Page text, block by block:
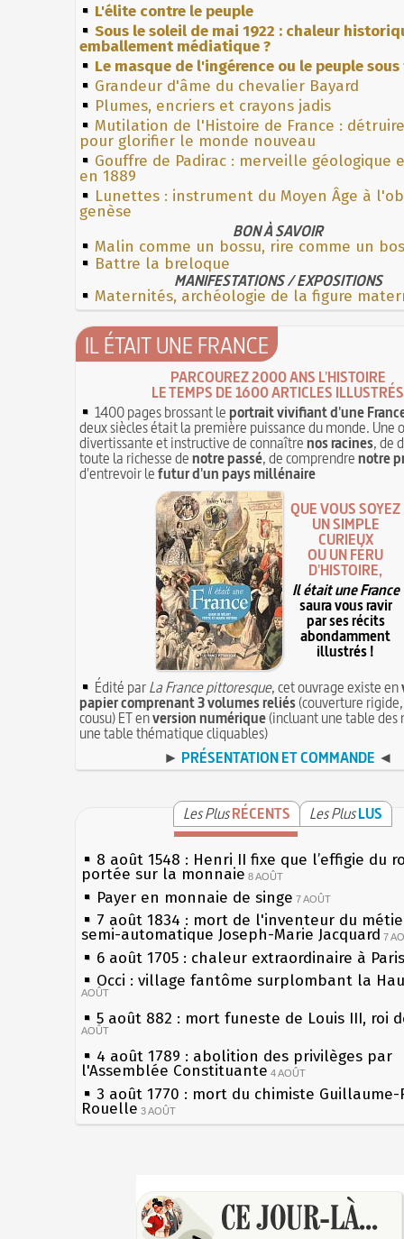
L'élite contre le peuple
Sous le soleil de mai 1922 : chaleur
emballement médiatique ?
Le masque de l'ingérence ou le peuple
Grandeur d'âme du chevalier Bayard
Plumes, encriers et crayons jadis
Mutilation de l'Histoire de France :
pour glorifier le monde nouveau
Gouffre de Padirac : merveille géologique
en 1889
Lunettes : instrument du Moyen Âge à
genèse
BON À SAVOIR
Malin comme un bossu, rire comme un
Battre la breloque
MANIFESTATIONS / EXPOSITIONS
Maternités, archéologie de la figure
IL ÉTAIT UNE FRANCE
PARCOUREZ 2000 ANS L'HISTOIRE
LE TEMPS DE 1600 ARTICLES ILLUSTRÉS
1400 pages brossant leportrait vivifiant d'une
deux siècles était la première puissance du monde. Une
divertissante et instructive de connaîtrenos racines, de
toute la richesse denotre passé, de comprendrenotre
d'entrevoir lefutur d'un pays millénaire
QUE VOUS SOYEZ
UN SIMPLE
CURIEUX
OU UN FÉRU
D'HISTOIRE,
Il était une France
saura vous ravir
par ses récits
abondamment
illustrés !
Édité parLa France pittoresque, cet ouvrage existe en
papier comprenant 3 volumes reliés(couverture
cousu) ET enversion numérique(incluant une table des
une table thématique cliquables)
► PRÉSENTATION ET COMMANDE ◄
Les PlusRÉCENTS Les PlusLUS
8 août 1548 : Henri II fixe que l’effigie du
portée sur la monnaie 8 AOÛT
Payer en monnaie de singe 7 AOÛT
7 août 1834 : mort de l'inventeur du
semi-automatique Joseph-Marie Jacquard 7
6 août 1705 : chaleur extraordinaire à Paris
Occi : village fantôme surplombant la
AOÛT
5 août 882 : mort funeste de Louis III, roi
AOÛT
4 août 1789 : abolition des privilèges par
l'Assemblée Constituante 4 AOÛT
3 août 1770 : mort du chimiste Guillaume-
Rouelle 3 AOÛT
Musée Jean de La Fontaine : réouverture
1er août 1589 : Henri III est poignardé à
par Jacques Clément, moine jacobin 1ER AOÛT
les siècles
27 mai 1610 : supplice de François
du roi Henri IV